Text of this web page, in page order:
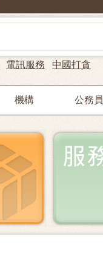
電訊服務 中國打貪
機構 公務員